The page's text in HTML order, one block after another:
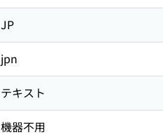
JP
jpn
テキスト
機器不用